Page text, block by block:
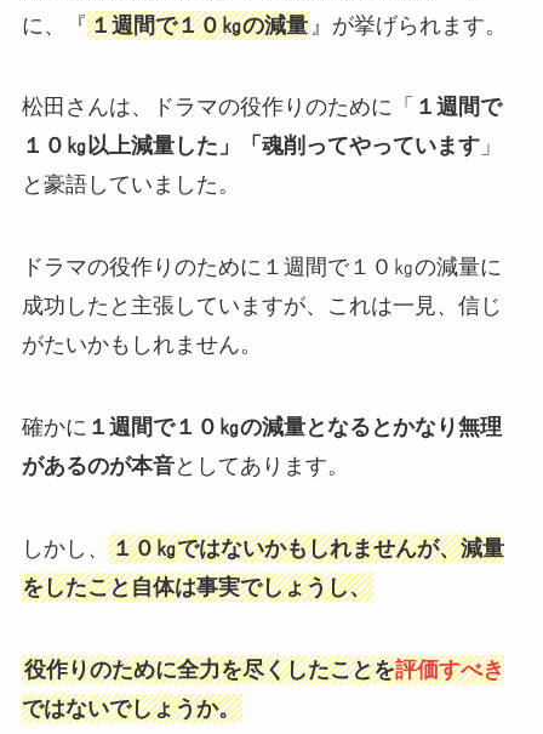
に、『１週間で１０㎏の減量』が挙げられます。
松田さんは、ドラマの役作りのために「 １週間で
１０㎏以上減量した」「魂削ってやっています」
と豪語していました。
ドラマの役作りのために１週間で１０㎏の減量に
成功したと主張していますが、これは一見、信じ
がたいかもしれません。
確かに １週間で１０㎏の減量となるとかなり無理
があるのが本音としてあります。
しかし、 １０㎏ではないかもしれませんが、減量
をしたこと自体は事実でしょうし、
役作りのために全力を尽くしたことを評価すべき
ではないでしょうか。